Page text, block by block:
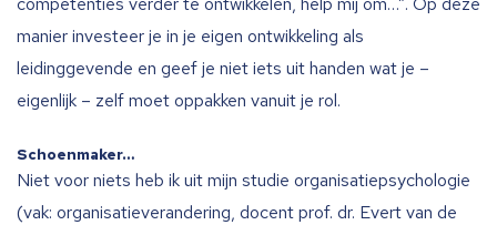
manier investeer je in je eigen ontwikkeling als
leidinggevende en geef je niet iets uit handen wat je –
eigenlijk – zelf moet oppakken vanuit je rol.
Schoenmaker…
Niet voor niets heb ik uit mijn studie organisatiepsychologie
(vak: organisatieverandering, docent prof. dr. Evert van de